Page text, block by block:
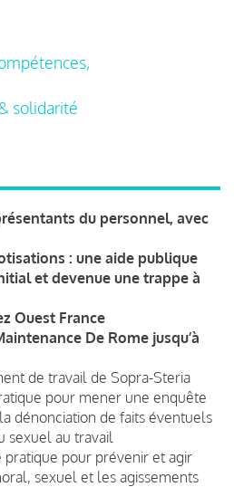
solidarité
du personnel, avec
: une aide publique
et devenue une trappe à
Ouest France
De Rome jusqu’à
de travail de Sopra-Steria
pour mener une enquête
dénonciation de faits éventuels
sexuel au travail
pratique pour prévenir et agir
sexuel et les agissements